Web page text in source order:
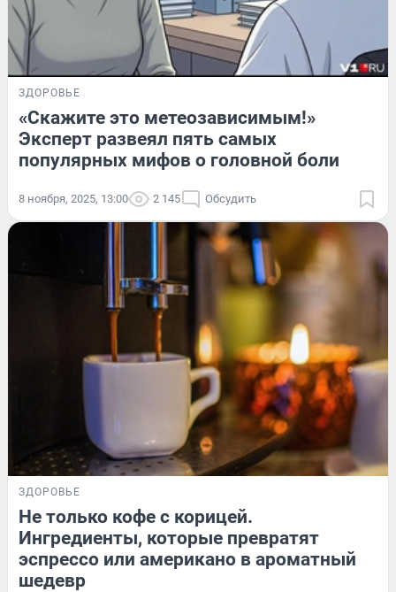
ЗДОРОВЬЕ
«Скажите это метеозависимым!»
Эксперт развеял пять самых
популярных мифов о головной боли
8 ноября, 2025, 13:00 2 145 Обсудить
ЗДОРОВЬЕ
Не только кофе с корицей.
Ингредиенты, которые превратят
эспрессо или американо в ароматный
шедевр